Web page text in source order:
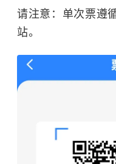
请注意：单次票遵
站。